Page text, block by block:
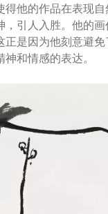
得他的作品在表现
，引人入胜。他的
正是因为他刻意避
和情感的表达。